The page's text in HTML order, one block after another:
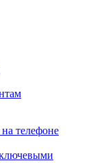
телефоне